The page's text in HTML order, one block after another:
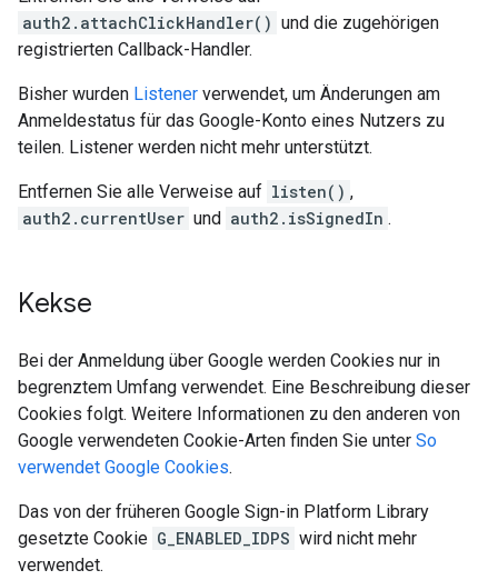
auth2.attachClickHandler() und die zugehörigen
registrierten Callback-Handler.
Bisher wurden Listener verwendet, um Änderungen am
Anmeldestatus für das Google-Konto eines Nutzers zu
teilen. Listener werden nicht mehr unterstützt.
Entfernen Sie alle Verweise auf listen() ,
auth2.currentUser und auth2.isSignedIn .
Kekse
Bei der Anmeldung über Google werden Cookies nur in
begrenztem Umfang verwendet. Eine Beschreibung dieser
Cookies folgt. Weitere Informationen zu den anderen von
Google verwendeten Cookie-Arten finden Sie unter So
verwendet Google Cookies.
Das von der früheren Google Sign-in Platform Library
gesetzte Cookie G_ENABLED_IDPS wird nicht mehr
verwendet.